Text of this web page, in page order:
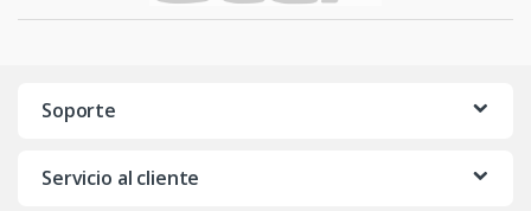
Soporte
Servicio al cliente